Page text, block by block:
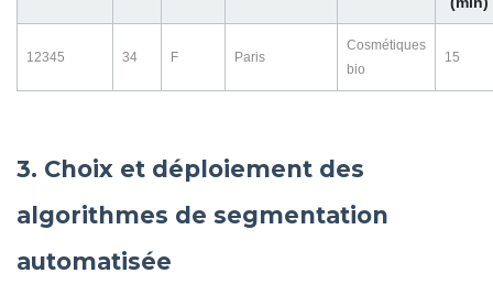
12345 34 F Paris
Cosmétiques
bio
15
3. Choix et déploiement des
algorithmes de segmentation
automatisée